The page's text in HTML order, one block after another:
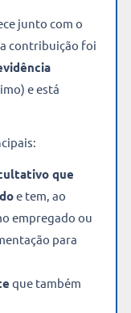
junto com o
contribuição foi
e está
que
e tem, ao
empregado ou
para
que também